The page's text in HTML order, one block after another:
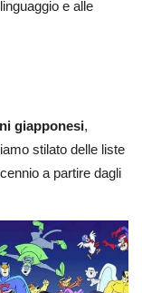
e alle
giapponesi,
stilato delle liste
a partire dagli